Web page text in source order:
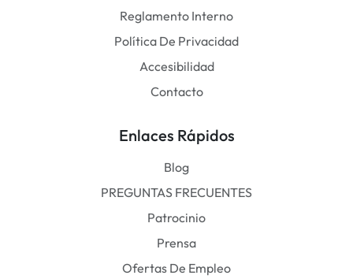
Reglamento Interno
Política De Privacidad
Accesibilidad
Contacto
Enlaces Rápidos
Blog
PREGUNTAS FRECUENTES
Patrocinio
Prensa
Ofertas De Empleo